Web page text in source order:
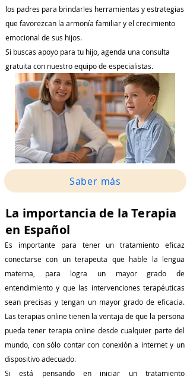
los padres para brindarles herramientas y estrategias
que favorezcan la armonía familiar y el crecimiento
emocional de sus hijos.
Si buscas apoyo para tu hijo, agenda una consulta
gratuita con nuestro equipo de especialistas.
Saber más
La importancia de la Terapia
en Español
Es importante para tener un tratamiento eficaz
conectarse con un terapeuta que hable la lengua
materna, para logra un mayor grado de
entendimiento y que las intervenciones terapéuticas
sean precisas y tengan un mayor grado de eficacia.
Las terapias online tienen la ventaja de que la persona
pueda tener terapia online desde cualquier parte del
mundo, con sólo contar con conexión a internet y un
dispositivo adecuado.
Si está pensando en iniciar un tratamiento